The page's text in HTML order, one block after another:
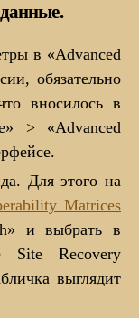
в «Advanced
обязательно
вносилось в
> «Advanced
Для этого на
Matrices
и выбрать в
Site Recovery
выглядит